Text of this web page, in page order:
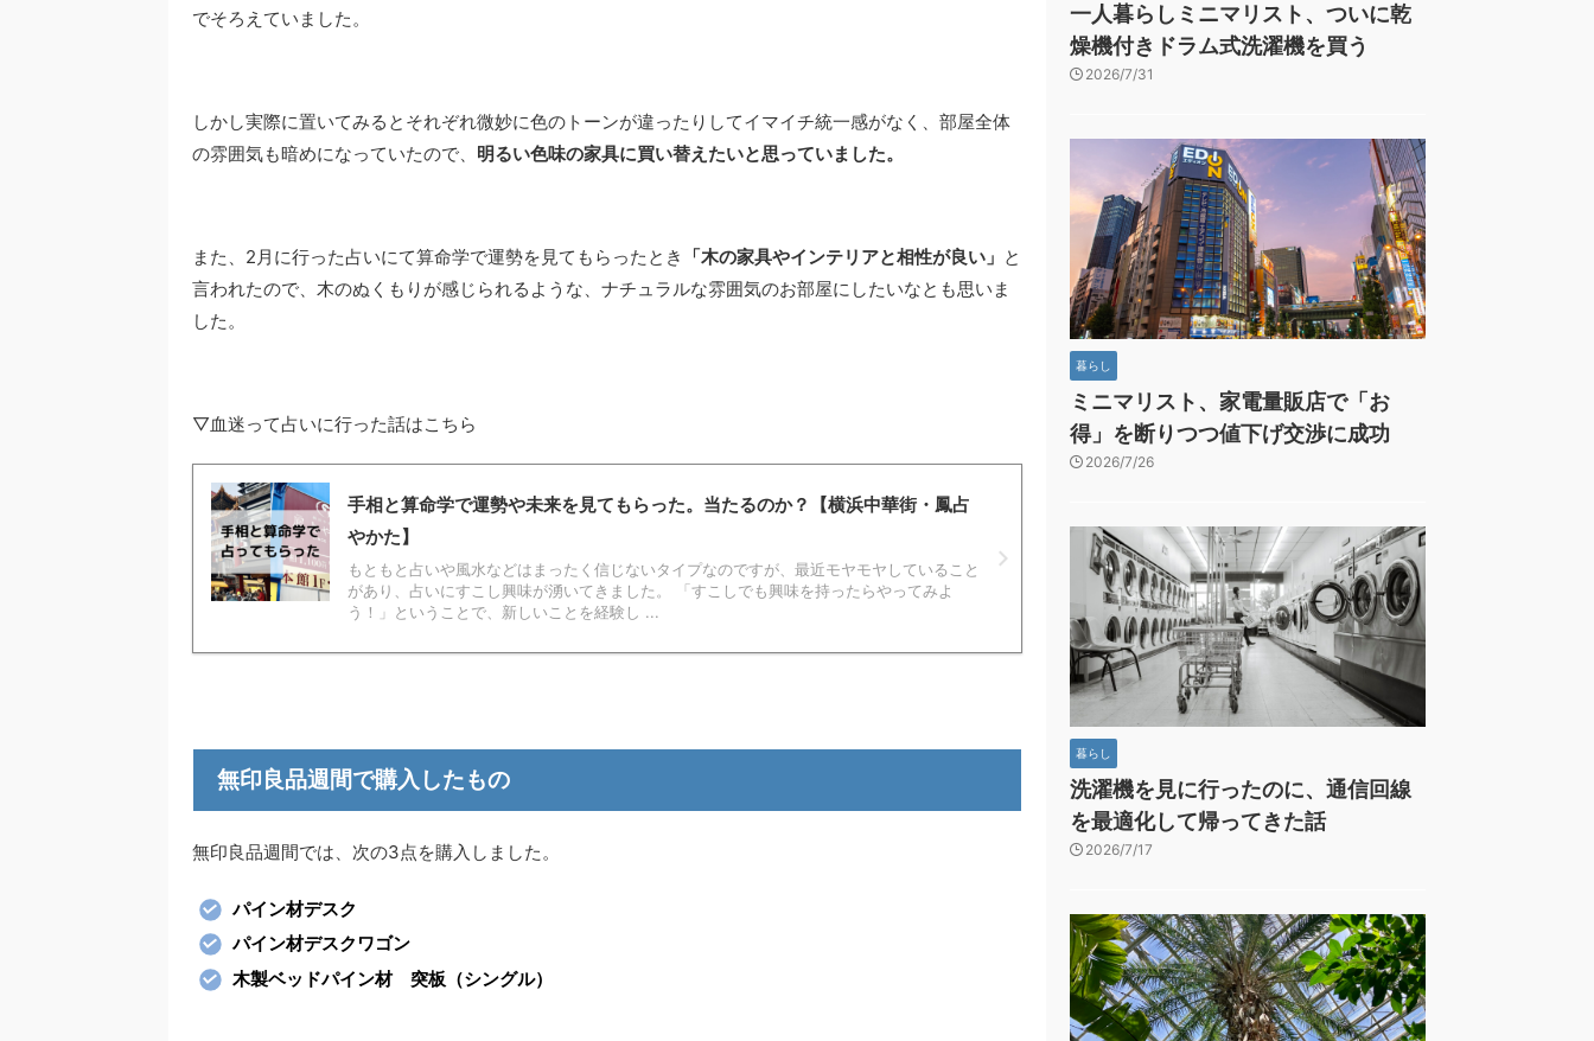
でそろえていました。
しかし実際に置いてみるとそれぞれ微妙に色のトーンが違ったりしてイマイチ統一感がなく、部屋全体
の雰囲気も暗めになっていたので、 明るい色味の家具に買い替えたいと思っていました。
また、2月に行った占いにて算命学で運勢を見てもらったとき 「木の家具やインテリアと相性が良い」 と
言われたので、木のぬくもりが感じられるような、ナチュラルな雰囲気のお部屋にしたいなとも思いま
した。
▽血迷って占いに行った話はこちら
手相と算命学で運勢や未来を見てもらった。当たるのか？【横浜中華街・鳳占
やかた】
もともと占いや風水などはまったく信じないタイプなのですが、最近モヤモヤしていること
があり、占いにすこし興味が湧いてきました。 「すこしでも興味を持ったらやってみよ
う！」ということで、新しいことを経験し ...
無印良品週間で購入したもの
無印良品週間では、次の3点を購入しました。
パイン材デスク
パイン材デスクワゴン
木製ベッドパイン材 突板（シングル）
一人暮らしミニマリスト、ついに乾
燥機付きドラム式洗濯機を買う
2026/7/31
暮らし
ミニマリスト、家電量販店で「お
得」を断りつつ値下げ交渉に成功
2026/7/26
暮らし
洗濯機を見に行ったのに、通信回線
を最適化して帰ってきた話
2026/7/17